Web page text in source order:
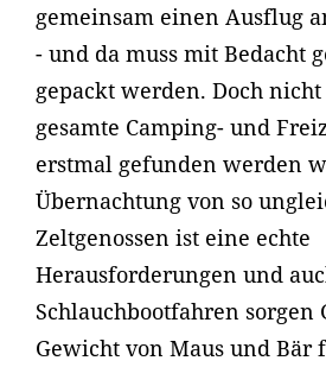
gemeinsam einen Ausflug
- und da muss mit Bedacht
gepackt werden. Doch
gesamte Camping- und
erstmal gefunden werden
Übernachtung von so
Zeltgenossen ist eine echte
Herausforderungen und
Schlauchbootfahren sorgen
Gewicht von Maus und Bär